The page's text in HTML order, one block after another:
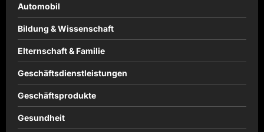
Automobil
Bildung & Wissenschaft
Elternschaft & Familie
Geschäftsdienstleistungen
Geschäftsprodukte
Gesundheit